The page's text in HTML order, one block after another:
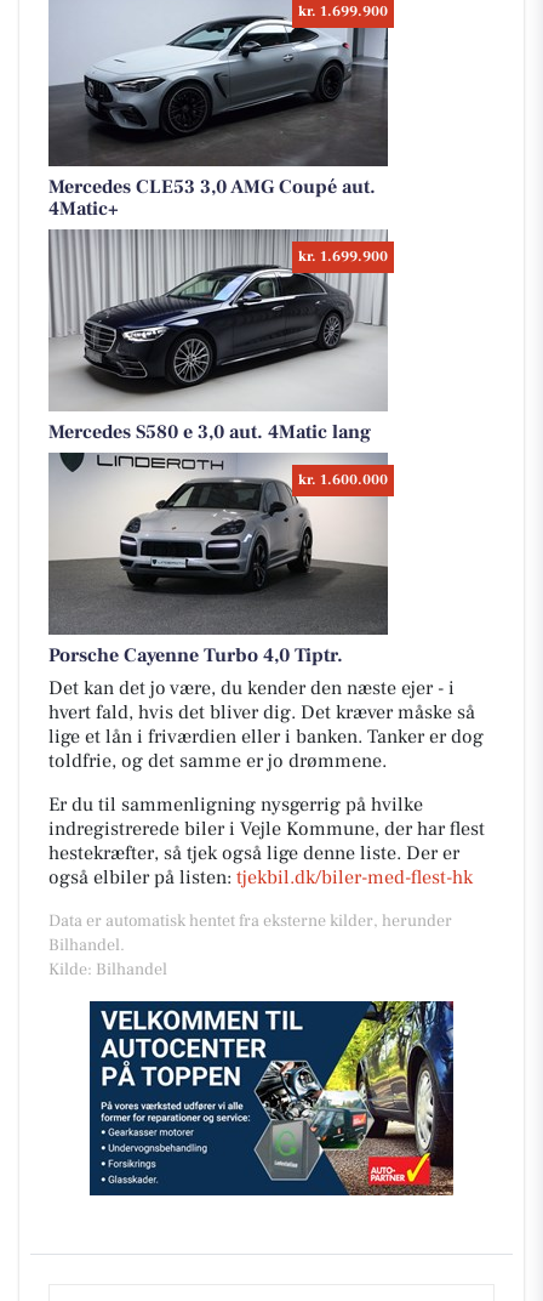
kr. 1.699.900
Mercedes CLE53 3,0 AMG Coupé aut.
4Matic+
kr. 1.699.900
Mercedes S580 e 3,0 aut. 4Matic lang
kr. 1.600.000
Porsche Cayenne Turbo 4,0 Tiptr.
Det kan det jo være, du kender den næste ejer - i
hvert fald, hvis det bliver dig. Det kræver måske så
lige et lån i friværdien eller i banken. Tanker er dog
toldfrie, og det samme er jo drømmene.
Er du til sammenligning nysgerrig på hvilke
indregistrerede biler i Vejle Kommune, der har flest
hestekræfter, så tjek også lige denne liste. Der er
også elbiler på listen: tjekbil.dk/biler-med-flest-hk
Data er automatisk hentet fra eksterne kilder, herunder
Bilhandel.
Kilde: Bilhandel